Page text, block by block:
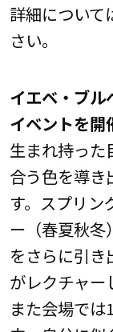
詳細について
さい。
イエベ・ブル
イベントを開
生まれ持った
合う色を導き
す。スプリン
ー（春夏秋
をさらに引き
がレクチャー
また会場で